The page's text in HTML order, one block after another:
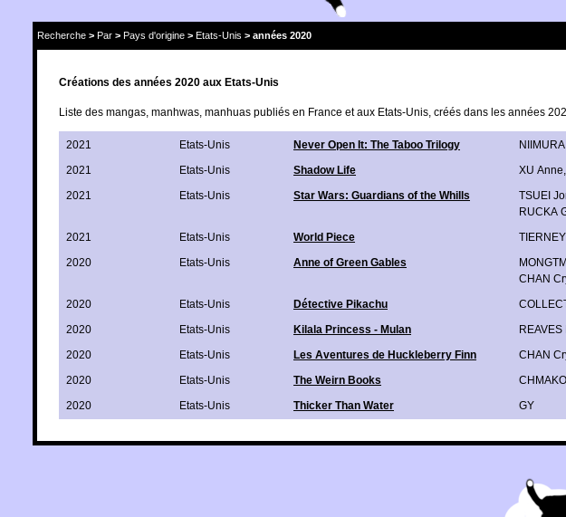
Recherche > Par > Pays d'origine > Etats-Unis > années 2020
Créations des années 2020 aux Etats-Unis
Liste des mangas, manhwas, manhuas publiés en France et aux Etats-Unis, créés dans les années
2021 Etats-Unis Never Open It: The Taboo Trilogy
2021
Etats-Unis Shadow Life XU Anne
2021
Etats-Unis Star Wars: Guardians of the Whills TSUEI
RUCKA
2021 Etats-Unis World Piece
2020
Etats-Unis Anne of Green Gables
CHAN
2020 Etats-Unis Détective Pikachu
2020
Etats-Unis Kilala Princess - Mulan REAVES
2020
Etats-Unis Les Aventures de Huckleberry Finn CHAN
2020
Etats-Unis The Weirn Books
2020
Etats-Unis Thicker Than Water GY